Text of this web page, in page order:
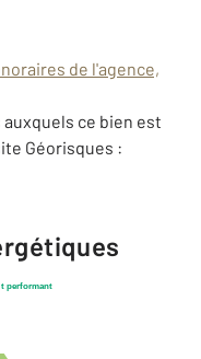
de l'agence,
ce bien est
Géorisques :
performant